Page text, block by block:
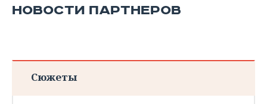
НОВОСТИ ПАРТНЕРОВ
Сюжеты